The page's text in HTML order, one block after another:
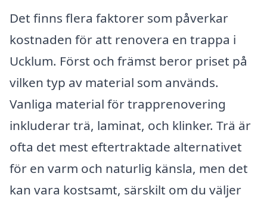
Det finns flera faktorer som påverkar
kostnaden för att renovera en trappa i
Ucklum. Först och främst beror priset på
vilken typ av material som används.
Vanliga material för trapprenovering
inkluderar trä, laminat, och klinker. Trä är
ofta det mest eftertraktade alternativet
för en varm och naturlig känsla, men det
kan vara kostsamt, särskilt om du väljer